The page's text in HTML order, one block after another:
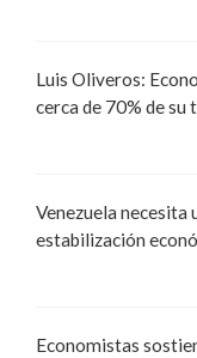
Luis Oliveros:
cerca de 70% de su
Venezuela necesita
estabilización
Economistas